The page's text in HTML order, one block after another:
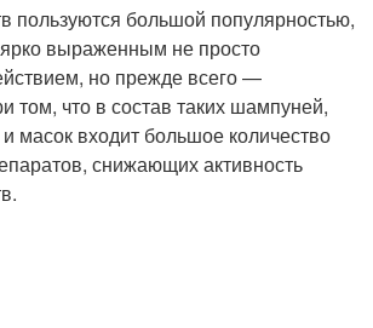
пользуются большой популярностью,
ярко выраженным не просто
но прежде всего —
том, что в состав таких шампуней,
масок входит большое количество
снижающих активность